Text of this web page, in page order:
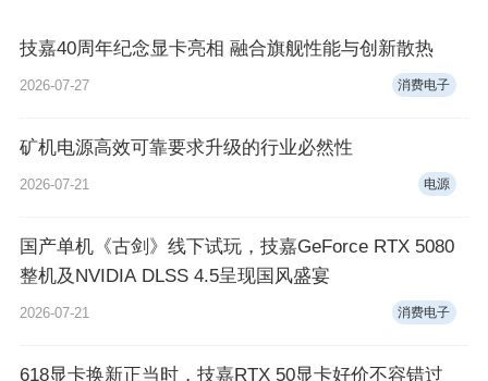
技嘉40周年纪念显卡亮相 融合旗舰性能与创新散热
2026-07-27 消费电子
矿机电源高效可靠要求升级的行业必然性
2026-07-21 电源
国产单机《古剑》线下试玩，技嘉GeForce RTX 5080
整机及NVIDIA DLSS 4.5呈现国风盛宴
2026-07-21 消费电子
618显卡换新正当时，技嘉RTX 50显卡好价不容错过